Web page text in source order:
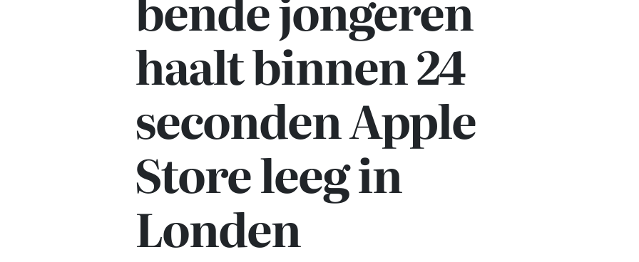
haalt binnen 24
seconden Apple
Store leeg in
Londen